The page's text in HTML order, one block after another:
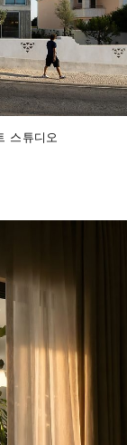
스튜디오